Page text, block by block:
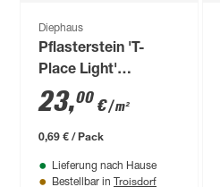
Diephaus
Pflasterstein 'T-
Place Light'
muschelkalkfarben
15 x 5 x 20 cm
23,00 €/ m²
0,69 € / Pack
Lieferung nach Hause
Bestellbar in Troisdorf